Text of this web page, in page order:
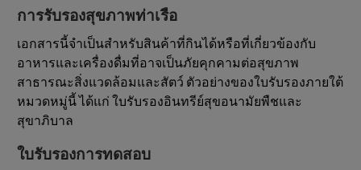
การรับรองสุขภาพท่าเรือ
เอกสารนี้จําเป็นสําหรับสินค้าที่กินได้หรือที่เกี่ยวข้องกับ
อาหารและเครื่องดื่มที่อาจเป็นภัยคุกคามต่อสุขภาพ
สาธารณะสิ่งแวดล้อมและสัตว์ ตัวอย่างของใบรับรองภายใต้
หมวดหมู่นี้ ได้แก่ ใบรับรองอินทรีย์สุขอนามัยพืชและ
สุขาภิบาล
ใบรับรองการทดสอบ